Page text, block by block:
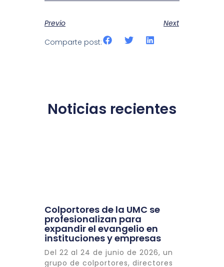
Previo
Next
Comparte post:
Noticias recientes
Colportores de la UMC se
profesionalizan para
expandir el evangelio en
instituciones y empresas
Del 22 al 24 de junio de 2026, un
grupo de colportores, directores